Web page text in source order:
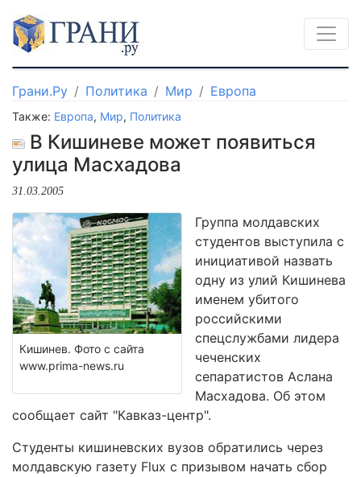
Грани.Ру Политика Мир Европа
Также: Европа, Мир, Политика
В Кишиневе может появиться
улица Масхадова
31.03.2005
Кишинев. Фото с сайта
www.prima-news.ru
Группа молдавских
студентов выступила с
инициативой назвать
одну из улий Кишинева
именем убитого
российскими
спецслужбами лидера
чеченских
сепаратистов Аслана
Масхадова. Об этом
сообщает сайт "Кавказ-центр".
Студенты кишиневских вузов обратились через
молдавскую газету Flux с призывом начать сбор